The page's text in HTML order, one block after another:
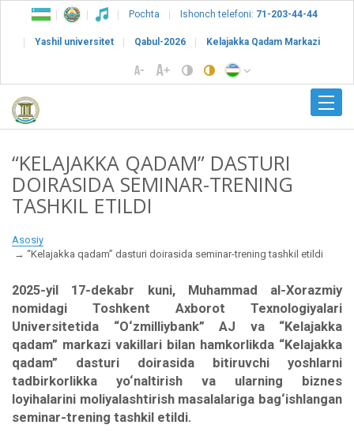
Pochta Ishonch telefoni: 71-203-44-44
Yashil universitet Qabul-2026 Kelajakka Qadam Markazi
“KELAJAKKA QADAM” DASTURI
DOIRASIDA SEMINAR-TRENING
TASHKIL ETILDI
Asosiy
“Kelajakka qadam” dasturi doirasida seminar-trening tashkil etildi
2025-yil 17-dekabr kuni, Muhammad al-Xorazmiy
nomidagi Toshkent Axborot Texnologiyalari
Universitetida “O‘zmilliybank” AJ va “Kelajakka
qadam” markazi vakillari bilan hamkorlikda “Kelajakka
qadam” dasturi doirasida bitiruvchi yoshlarni
tadbirkorlikka yo‘naltirish va ularning biznes
loyihalarini moliyalashtirish masalalariga bag‘ishlangan
seminar-trening tashkil etildi.